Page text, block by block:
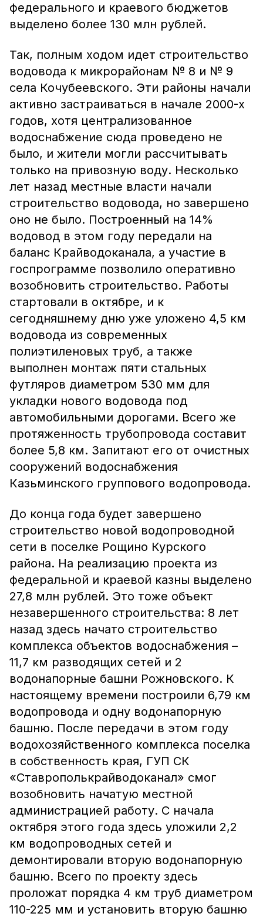
федерального и краевого бюджетов
выделено более 130 млн рублей.
Так, полным ходом идет строительство
водовода к микрорайонам № 8 и № 9
села Кочубеевского. Эти районы начали
активно застраиваться в начале 2000-х
годов, хотя централизованное
водоснабжение сюда проведено не
было, и жители могли рассчитывать
только на привозную воду. Несколько
лет назад местные власти начали
строительство водовода, но завершено
оно не было. Построенный на 14%
водовод в этом году передали на
баланс Крайводоканала, а участие в
госпрограмме позволило оперативно
возобновить строительство. Работы
стартовали в октябре, и к
сегодняшнему дню уже уложено 4,5 км
водовода из современных
полиэтиленовых труб, а также
выполнен монтаж пяти стальных
футляров диаметром 530 мм для
укладки нового водовода под
автомобильными дорогами. Всего же
протяженность трубопровода составит
более 5,8 км. Запитают его от очистных
сооружений водоснабжения
Казьминского группового водопровода.
До конца года будет завершено
строительство новой водопроводной
сети в поселке Рощино Курского
района. На реализацию проекта из
федеральной и краевой казны выделено
27,8 млн рублей. Это тоже объект
незавершенного строительства: 8 лет
назад здесь начато строительство
комплекса объектов водоснабжения –
11,7 км разводящих сетей и 2
водонапорные башни Рожновского. К
настоящему времени построили 6,79 км
водопровода и одну водонапорную
башню. После передачи в этом году
водохозяйственного комплекса поселка
в собственность края, ГУП СК
«Ставрополькрайводоканал» смог
возобновить начатую местной
администрацией работу. С начала
октября этого года здесь уложили 2,2
км водопроводных сетей и
демонтировали вторую водонапорную
башню. Всего по проекту здесь
проложат порядка 4 км труб диаметром
110-225 мм и установить вторую башню